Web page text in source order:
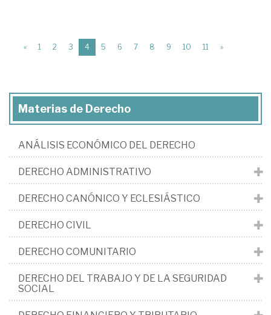
« 1 2 3 4(current)
5 6 7 8 9 10 11 »
Materias de Derecho
ANÁLISIS ECONÓMICO DEL DERECHO
DERECHO ADMINISTRATIVO
DERECHO CANÓNICO Y ECLESIÁSTICO
DERECHO CIVIL
DERECHO COMUNITARIO
DERECHO DEL TRABAJO Y DE LA SEGURIDAD
SOCIAL